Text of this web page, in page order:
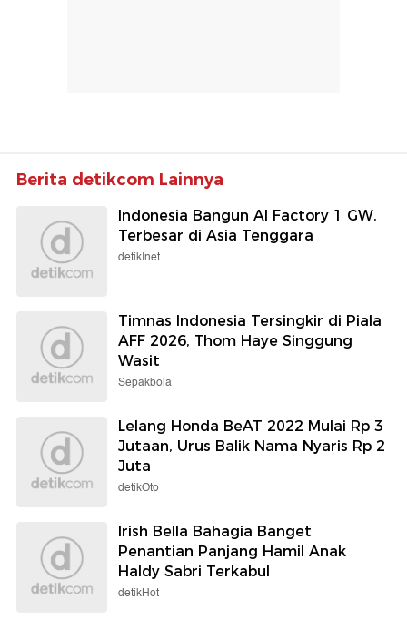
Berita detikcom Lainnya
Indonesia Bangun AI Factory 1 GW,
Terbesar di Asia Tenggara
detikInet
Timnas Indonesia Tersingkir di Piala
AFF 2026, Thom Haye Singgung
Wasit
Sepakbola
Lelang Honda BeAT 2022 Mulai Rp 3
Jutaan, Urus Balik Nama Nyaris Rp 2
Juta
detikOto
Irish Bella Bahagia Banget
Penantian Panjang Hamil Anak
Haldy Sabri Terkabul
detikHot